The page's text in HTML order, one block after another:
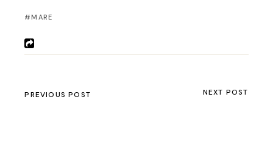
MARE
PREVIOUS POST NEXT POST